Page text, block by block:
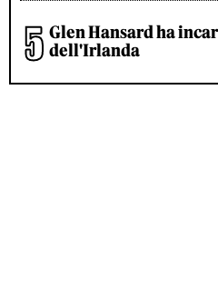
Glen Hansard ha
dell'Irlanda